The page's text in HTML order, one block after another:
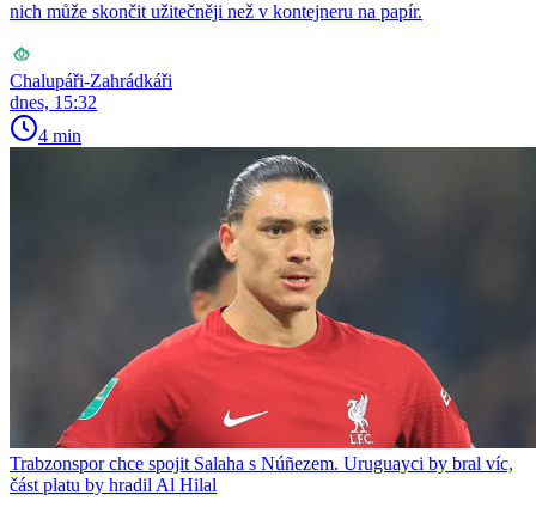
nich může skončit užitečněji než v kontejneru na papír.
Chalupáři-Zahrádkáři
dnes, 15:32
4 min
Trabzonspor chce spojit Salaha s Núñezem. Uruguayci by bral víc,
část platu by hradil Al Hilal